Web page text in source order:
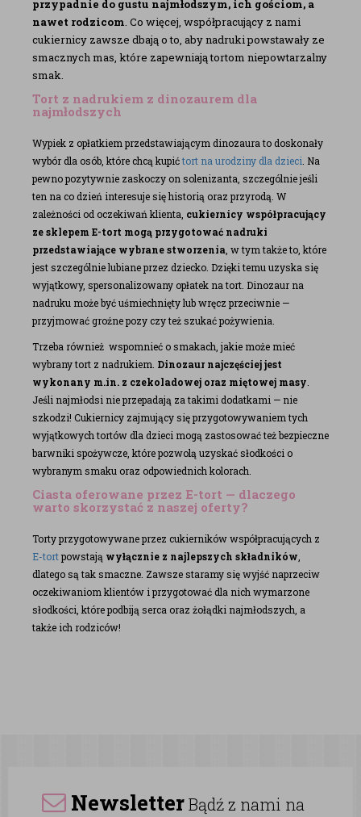
przypadnie do gustu najmłodszym, ich gościom, a
nawet rodzicom. Co więcej, współpracujący z nami
cukiernicy zawsze dbają o to, aby nadruki powstawały ze
smacznych mas, które zapewniają tortom niepowtarzalny
smak.
Tort z nadrukiem z dinozaurem dla
najmłodszych
Wypiek z opłatkiem przedstawiającym dinozaura to doskonały
wybór dla osób, które chcą kupićtort na urodziny dla dzieci . Na
pewno pozytywnie zaskoczy on solenizanta, szczególnie jeśli
ten na co dzień interesuje się historią oraz przyrodą. W
zależności od oczekiwań klienta, cukiernicy współpracujący
ze sklepem E-tort mogą przygotować nadruki
przedstawiające wybrane stworzenia , w tym także to, które
jest szczególnie lubiane przez dziecko. Dzięki temu uzyska się
wyjątkowy, spersonalizowany opłatek na tort. Dinozaur na
nadruku może być uśmiechnięty lub wręcz przeciwnie —
przyjmować groźne pozy czy też szukać pożywienia.
Trzeba również wspomnieć o smakach, jakie może mieć
wybrany tort z nadrukiem. Dinozaur najczęściej jest
wykonany m.in. z czekoladowej oraz miętowej masy
Jeśli najmłodsi nie przepadają za takimi dodatkami — nie
szkodzi! Cukiernicy zajmujący się przygotowywaniem tych
wyjątkowych tortów dla dzieci mogą zastosować też bezpieczne
barwniki spożywcze, które pozwolą uzyskać słodkości o
wybranym smaku oraz odpowiednich kolorach.
Ciasta oferowane przez E-tort — dlaczego
warto skorzystać z naszej oferty?
Torty przygotowywane przez cukierników współpracujących z
E-tortpowstają wyłącznie z najlepszych składników
dlatego są tak smaczne. Zawsze staramy się wyjść naprzeciw
oczekiwaniom klientów i przygotować dla nich wymarzone
słodkości, które podbiją serca oraz żołądki najmłodszych, a
także ich rodziców!
NewsletterBądź z nami na